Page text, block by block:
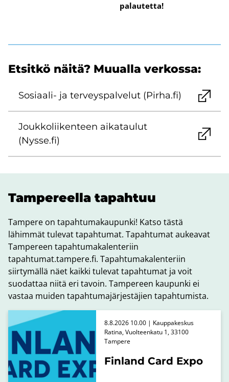
palautetta!
Et­sit­kö näitä? Muu­al­la ver­kos­sa:
Sosiaali-​ ja ter­veys­pal­ve­lut (Pirha.fi)
Jouk­ko­lii­ken­teen ai­ka­tau­lut
(Nysse.fi)
Tam­pe­reel­la ta­pah­tuu
Tampere on tapahtumakaupunki! Katso tästä
lähimmät tulevat tapahtumat. Tapahtumat aukeavat
Tampereen tapahtumakalenteriin
tapahtumat.tampere.fi. Tapahtumakalenteriin
siirtymällä näet kaikki tulevat tapahtumat ja voit
suodattaa niitä eri tavoin. Tampereen kaupunki ei
vastaa muiden tapahtumajärjestäjien tapahtumista.
Finland Card Expo
8.8.2026 10.00 | Kauppakeskus
Ratina, Vuolteenkatu 1, 33100
Tampere